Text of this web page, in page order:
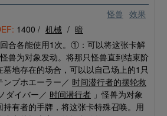
怪兽 效果
1400 / 机械 / 暗
合各能使用1次。①：可以将这张卡解
兽为对象发动。将那只怪兽直到结束阶
地存在的场合，可以以自己场上的1只
ンプホエーラー／ 时间潜行者的摆轮救
ダイバー／ 时间潜行者 」怪兽为对象
有者的手牌，将这张卡特殊召唤。用